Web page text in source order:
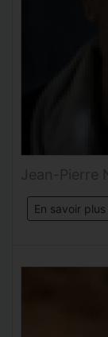
Jean-Pierre
En savoir plus